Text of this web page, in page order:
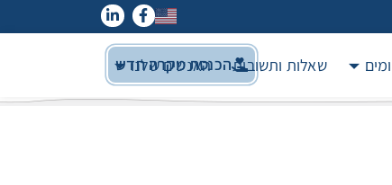
שאלות ותשובות האנשים שלנו
הכנסת מקרה חדש